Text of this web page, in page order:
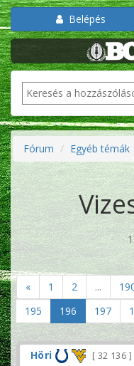
Belépés
Fórum Egyéb témák
« 1 2 ...
195
196 197
Höri 32 136